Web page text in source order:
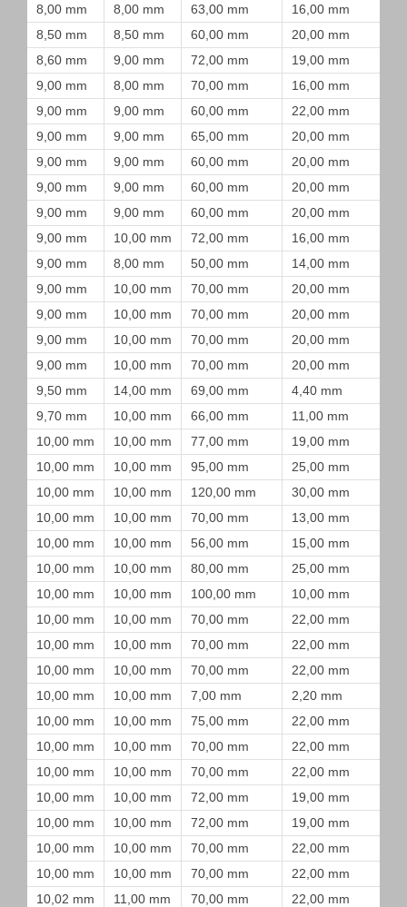
8,00 mm
8,00 mm 63,00 mm
16,00 mm
8,50 mm
8,50 mm 60,00 mm
20,00 mm
8,60 mm
9,00 mm 72,00 mm
19,00 mm
9,00 mm
8,00 mm 70,00 mm
16,00 mm
9,00 mm
9,00 mm 60,00 mm
22,00 mm
9,00 mm
9,00 mm 65,00 mm
20,00 mm
9,00 mm
9,00 mm 60,00 mm
20,00 mm
9,00 mm
9,00 mm 60,00 mm
20,00 mm
9,00 mm
9,00 mm 60,00 mm
20,00 mm
9,00 mm
10,00 mm 72,00 mm
16,00 mm
9,00 mm
8,00 mm 50,00 mm
14,00 mm
9,00 mm
10,00 mm 70,00 mm
20,00 mm
9,00 mm
10,00 mm 70,00 mm
20,00 mm
9,00 mm
10,00 mm 70,00 mm
20,00 mm
9,00 mm
10,00 mm 70,00 mm
20,00 mm
9,50 mm
14,00 mm 69,00 mm
4,40 mm
9,70 mm
10,00 mm 66,00 mm
11,00 mm
10,00 mm
10,00 mm 77,00 mm
19,00 mm
10,00 mm
10,00 mm 95,00 mm
25,00 mm
10,00 mm
10,00 mm 120,00 mm
30,00 mm
10,00 mm
10,00 mm 70,00 mm
13,00 mm
10,00 mm
10,00 mm 56,00 mm
15,00 mm
10,00 mm
10,00 mm 80,00 mm
25,00 mm
10,00 mm
10,00 mm 100,00 mm
10,00 mm
10,00 mm
10,00 mm 70,00 mm
22,00 mm
10,00 mm
10,00 mm 70,00 mm
22,00 mm
10,00 mm
10,00 mm 70,00 mm
22,00 mm
10,00 mm
10,00 mm 7,00 mm
2,20 mm
10,00 mm
10,00 mm 75,00 mm
22,00 mm
10,00 mm
10,00 mm 70,00 mm
22,00 mm
10,00 mm
10,00 mm 70,00 mm
22,00 mm
10,00 mm
10,00 mm 72,00 mm
19,00 mm
10,00 mm
10,00 mm 72,00 mm
19,00 mm
10,00 mm
10,00 mm 70,00 mm
22,00 mm
10,00 mm
10,00 mm 70,00 mm
22,00 mm
10,02 mm
11,00 mm 70,00 mm
22,00 mm